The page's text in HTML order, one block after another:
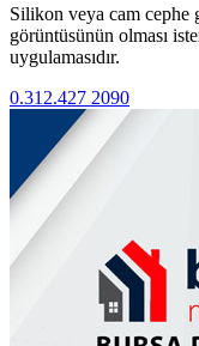
Silikon veya cam cephe
görüntüsünün olması
uygulamasıdır.
0.312.427 2090